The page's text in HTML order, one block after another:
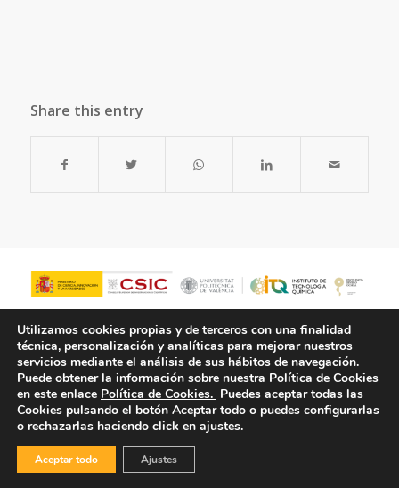
Share this entry
© Copyright - ITQ - Política de Privacidad
Utilizamos cookies propias y de terceros con una finalidad
técnica, personalización y analíticas para mejorar nuestros
servicios mediante el análisis de sus hábitos de navegación.
Puede obtener la información sobre nuestra Política de Cookies
en este enlace Política de Cookies. Puedes aceptar todas las
Cookies pulsando el botón Aceptar todo o puedes configurarlas
o rechazarlas haciendo click en ajustes.
Aceptar todo Ajustes